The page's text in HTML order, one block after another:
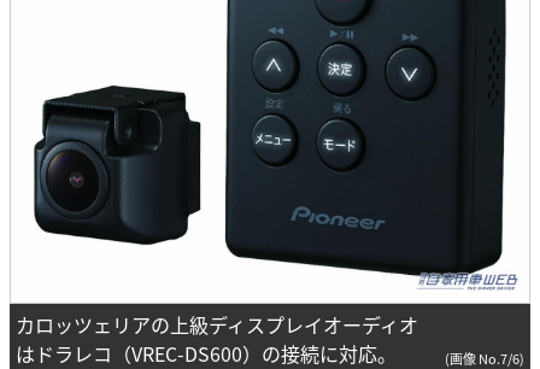
カロッツェリアの上級ディスプレイオーディオ
はドラレコ（VREC-DS600）の接続に対応。
(画像 No.7/6)